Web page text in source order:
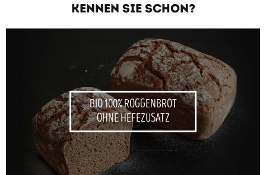
KENNEN SIE SCHON?
BIO 100% ROGGENBROT
OHNE HEFEZUSATZ